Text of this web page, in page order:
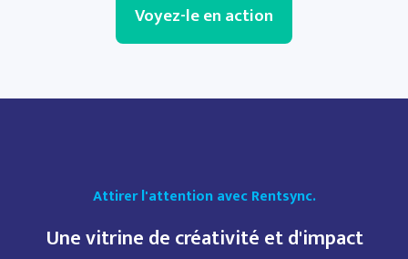
Voyez-le en action
Attirer l'attention avec Rentsync.
Une vitrine de créativité et d'impact